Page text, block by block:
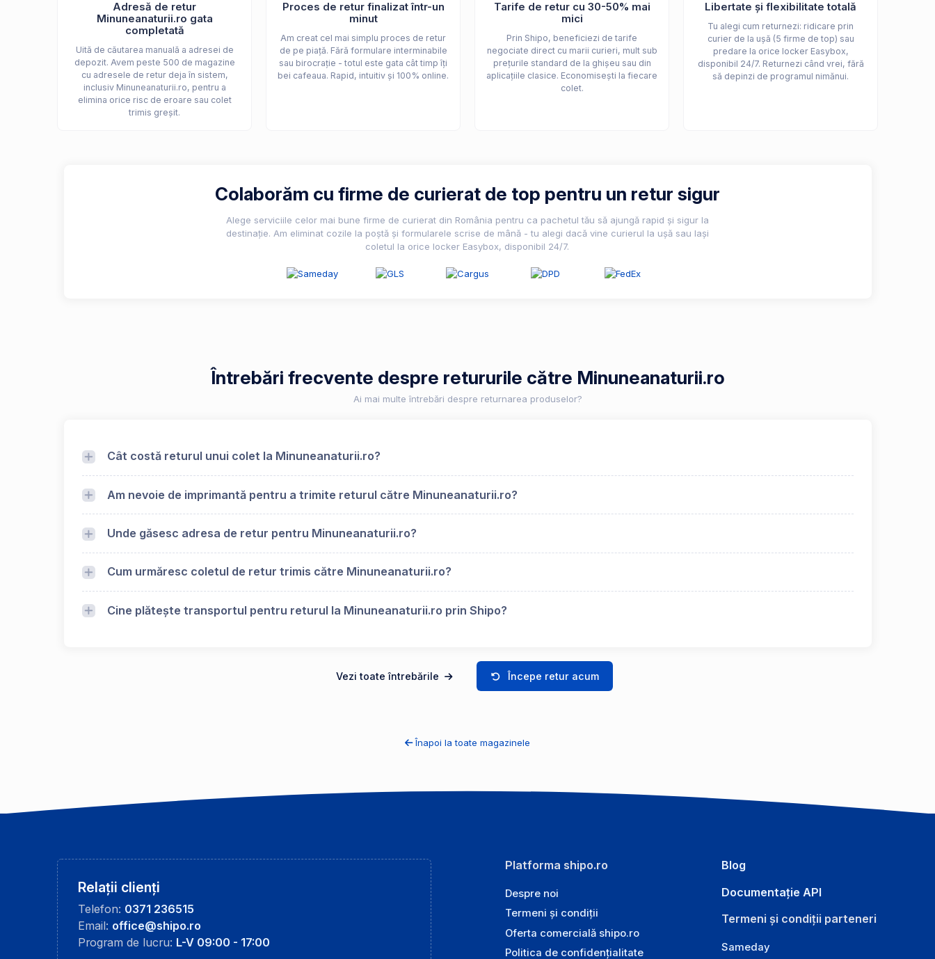
Adresă de retur
Minuneanaturii.ro gata
completată
Uită de căutarea manuală a adresei de
depozit. Avem peste 500 de magazine
cu adresele de retur deja în sistem,
inclusiv Minuneanaturii.ro, pentru a
elimina orice risc de eroare sau colet
trimis greșit.
Proces de retur finalizat într-un
minut
Am creat cel mai simplu proces de retur
de pe piață. Fără formulare interminabile
sau birocrație - totul este gata cât timp îți
bei cafeaua. Rapid, intuitiv și 100% online.
Tarife de retur cu 30-50% mai
mici
Prin Shipo, beneficiezi de tarife
negociate direct cu marii curieri, mult sub
prețurile standard de la ghișeu sau din
aplicațiile clasice. Economisești la fiecare
colet.
Libertate și flexibilitate totală
Tu alegi cum returnezi: ridicare prin
curier de la ușă (5 firme de top) sau
predare la orice locker Easybox,
disponibil 24/7. Returnezi când vrei, fără
să depinzi de programul nimănui.
Colaborăm cu firme de curierat de top pentru un retur sigur
Alege serviciile celor mai bune firme de curierat din România pentru ca pachetul tău să ajungă rapid și sigur la
destinație. Am eliminat cozile la poștă și formularele scrise de mână - tu alegi dacă vine curierul la ușă sau lași
coletul la orice locker Easybox, disponibil 24/7.
Întrebări frecvente despre retururile către Minuneanaturii.ro
Ai mai multe întrebări despre returnarea produselor?
Cât costă returul unui colet la Minuneanaturii.ro?
Am nevoie de imprimantă pentru a trimite returul către Minuneanaturii.ro?
Unde găsesc adresa de retur pentru Minuneanaturii.ro?
Cum urmăresc coletul de retur trimis către Minuneanaturii.ro?
Cine plătește transportul pentru returul la Minuneanaturii.ro prin Shipo?
Vezi toate întrebările Începe retur acum
Înapoi la toate magazinele
Relații clienți
Telefon: 0371 236515
Email: office@shipo.ro
Program de lucru: L-V 09:00 - 17:00
Platforma shipo.ro
Despre noi
Termeni și condiții
Oferta comercială shipo.ro
Politica de confidențialitate
Blog
Documentație API
Termeni și condiții parteneri
Sameday